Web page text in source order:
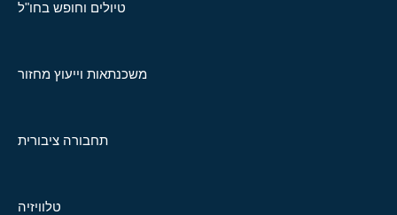
טיולים וחופש בחו"ל
משכנתאות וייעוץ מחזור
תחבורה ציבורית
טלוויזיה